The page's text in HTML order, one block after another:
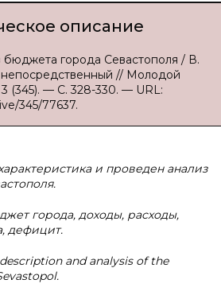
описание
бюджета города Севастополя / В.
// Молодой
(345). — С. 328-330. — URL:
345/77637.
и проведен анализ
города, доходы, расходы,
дефицит.
and analysis of the